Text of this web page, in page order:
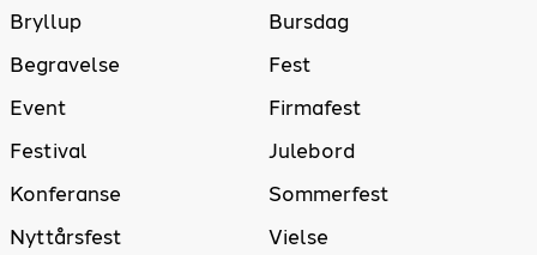
Bryllup
Bursdag
Begravelse
Fest
Event
Firmafest
Festival
Julebord
Konferanse
Sommerfest
Nyttårsfest
Vielse